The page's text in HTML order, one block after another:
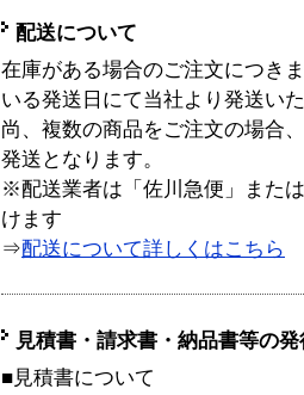
配送について
在庫がある場合のご注文につき
いる発送日にて当社より発送い
尚、複数の商品をご注文の場合
発送となります。
※配送業者は「佐川急便」また
けます
⇒配送について詳しくはこちら
見積書・請求書・納品書等の
■見積書について